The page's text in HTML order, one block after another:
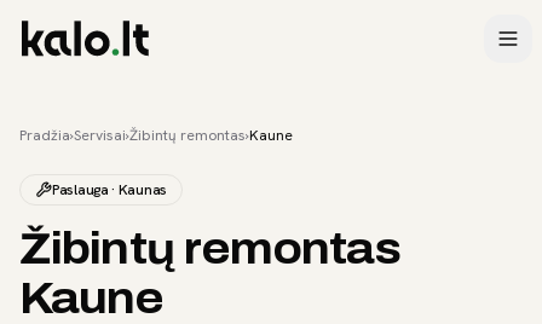
Pradžia›Servisai›Žibintų remontas›Kaune
Paslauga · Kaunas
Žibintų remontas
Kaune